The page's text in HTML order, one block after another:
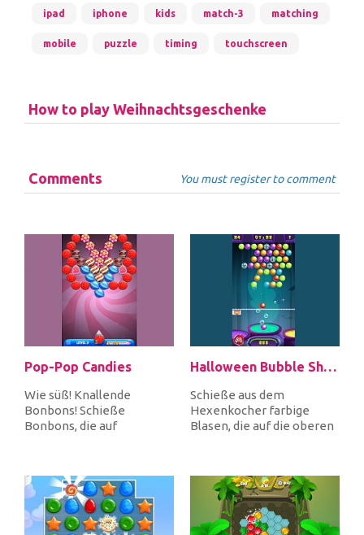
ipad iphone kids match-3 matching
mobile puzzle timing touchscreen
How to play Weihnachtsgeschenke
Comments You must register to comment
Pop-Pop Candies
Wie süß! Knallende
Bonbons! Schieße
Bonbons, die auf
Halloween Bubble Shooter
Schieße aus dem
Hexenkocher farbige
Blasen, die auf die oberen